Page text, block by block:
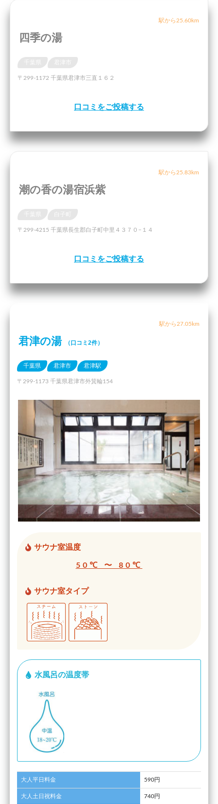
駅から25.60km
四季の湯
千葉県
〒299-1172 千葉県君津市三直１６２
口コミをご投稿する
駅から25.83km
潮の香の湯宿浜紫
千葉県
〒299-4215 千葉県長生郡白子町中里４３７０−１４
口コミをご投稿する
駅から27.05km
君津の湯 （口コミ2件）
千葉県 君津市 君津駅
〒299-1173 千葉県君津市外箕輪154
サウナ室温度
50℃ 〜 80℃
サウナ室タイプ
水風呂の温度帯
大人平日料金 590円
大人土日祝料金 740円